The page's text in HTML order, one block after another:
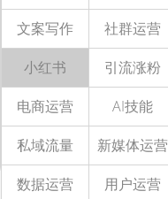
文案写作
社群运营
小红书
引流涨粉
电商运营
AI技能
私域流量
新媒体运营
数据运营
用户运营